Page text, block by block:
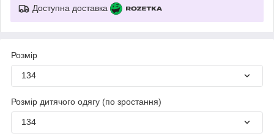
Доступна доставка
Розмір
134
Розмір дитячого одягу (по зростання)
134